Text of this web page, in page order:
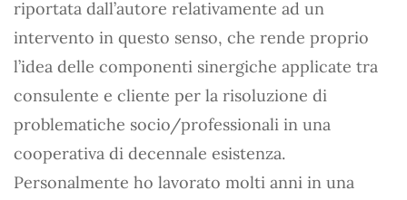
riportata dall’autore relativamente ad un
intervento in questo senso, che rende proprio
l’idea delle componenti sinergiche applicate tra
consulente e cliente per la risoluzione di
problematiche socio/professionali in una
cooperativa di decennale esistenza.
Personalmente ho lavorato molti anni in una